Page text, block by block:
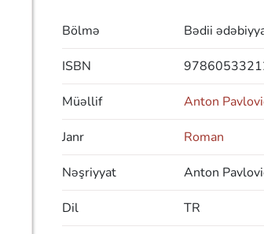
Bölmə Bədii
ISBN
Müəllif Anton
Janr Roman
Nəşriyyat Anton
Dil TR